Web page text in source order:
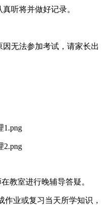
听将并做好记录。
无法参加考试，请家长出
教室进行晚辅导答疑。
作业或复习当天所学知识，